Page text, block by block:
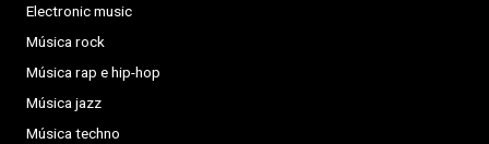
Electronic music
Música rock
Música rap e hip-hop
Música jazz
Música techno